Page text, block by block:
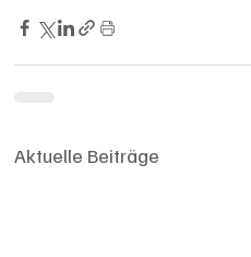
Aktuelle Beiträge